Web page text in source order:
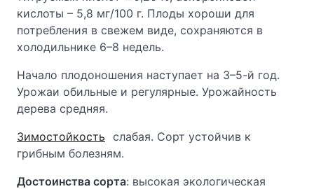
кислоты – 5,8 мг/100 г. Плоды хороши для
потребления в свежем виде, сохраняются в
холодильнике 6–8 недель.
Начало плодоношения наступает на 3–5-й год.
Урожаи обильные и регулярные. Урожайность
дерева средняя.
Зимостойкость слабая. Сорт устойчив к
грибным болезням.
Достоинства сорта: высокая экологическая